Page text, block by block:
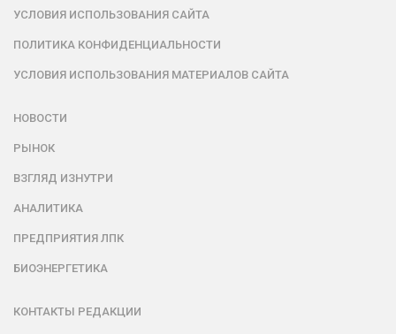
УСЛОВИЯ ИСПОЛЬЗОВАНИЯ САЙТА
ПОЛИТИКА КОНФИДЕНЦИАЛЬНОСТИ
УСЛОВИЯ ИСПОЛЬЗОВАНИЯ МАТЕРИАЛОВ САЙТА
НОВОСТИ
РЫНОК
ВЗГЛЯД ИЗНУТРИ
АНАЛИТИКА
ПРЕДПРИЯТИЯ ЛПК
БИОЭНЕРГЕТИКА
КОНТАКТЫ РЕДАКЦИИ